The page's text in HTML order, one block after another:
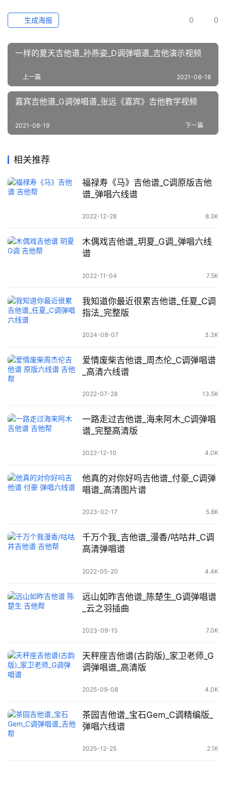
0 0
生成海报
一样的夏天吉他谱_孙燕姿_D调弹唱谱_吉他演示视频
上一篇 2021-08-18
嘉宾吉他谱_G调弹唱谱_张远《嘉宾》吉他教学视频
下一篇
2021-08-19
相关推荐
福禄寿《马》吉他谱_C调原版吉他
谱_弹唱六线谱
2022-12-28 8.3K
木偶戏吉他谱_玥夏_G调_弹唱六线
谱
2022-11-04 7.5K
我知道你最近很累吉他谱_任夏_C调
指法_完整版
2024-08-07 3.3K
爱情废柴吉他谱_周杰伦_C调弹唱谱
_高清六线谱
2022-07-28 13.5K
一路走过吉他谱_海来阿木_C调弹唱
谱_完整高清版
2022-12-10 4.0K
他真的对你好吗吉他谱_付豪_C调弹
唱谱_高清图片谱
2023-02-17 5.8K
千万个我_吉他谱_漫香/咕咕井_C调
高清弹唱谱
2022-05-20 4.4K
远山如昨吉他谱_陈楚生_G调弹唱谱
_云之羽插曲
2023-09-15 7.0K
天秤座吉他谱(古韵版)_家卫老师_G
调弹唱谱_高清版
2025-09-08 4.0K
茶园吉他谱_宝石Gem_C调精编版_
弹唱六线谱
2025-12-25 2.1K